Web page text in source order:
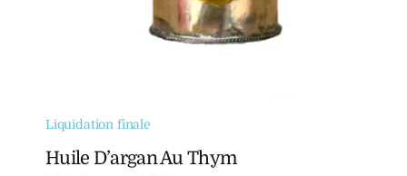
Liquidation finale
Huile D’argan Au Thym